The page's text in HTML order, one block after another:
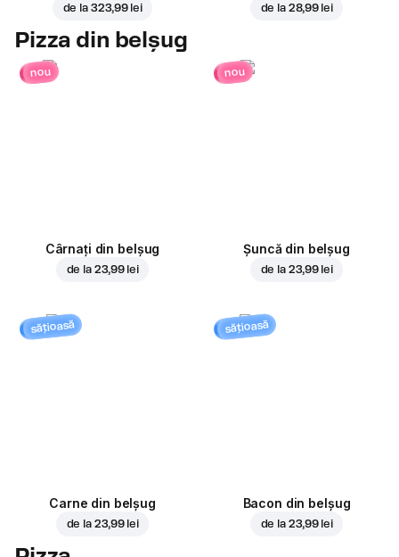
de la 323,99 lei de la 28,99 lei
Pizza din belșug
nou
Cârnați din belșug
de la 23,99 lei
nou
Șuncă din belșug
de la 23,99 lei
sățioasă
Carne din belșug
de la 23,99 lei
sățioasă
Bacon din belșug
de la 23,99 lei